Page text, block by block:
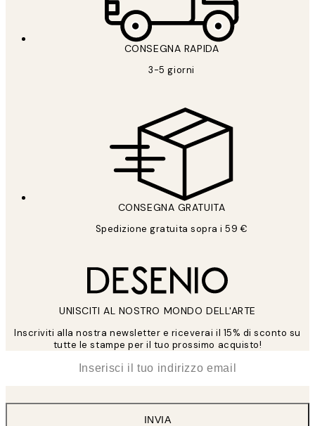
CONSEGNA RAPIDA
3-5 giorni
CONSEGNA GRATUITA
Spedizione gratuita sopra i 59 €
UNISCITI AL NOSTRO MONDO DELL'ARTE
Inscriviti alla nostra newsletter e riceverai il 15% di sconto su
tutte le stampe per il tuo prossimo acquisto!
INVIA